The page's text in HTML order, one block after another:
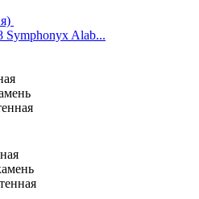
Symphonyx Alab...